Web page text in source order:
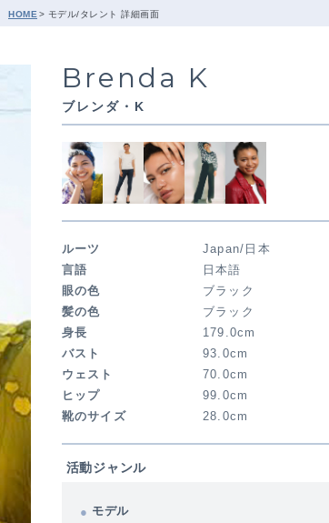
HOME モデル/タレント 詳細画面
Brenda K
ブレンダ・K
ルーツ
Japan/日本
言語
日本語
眼の色
ブラック
髪の色
ブラック
身長
179.0cm
バスト
93.0cm
ウェスト
70.0cm
ヒップ
99.0cm
靴のサイズ
28.0cm
活動ジャンル
モデル